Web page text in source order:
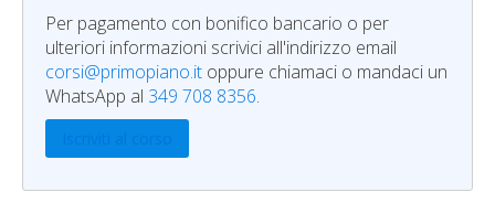
Per pagamento con bonifico bancario o per
ulteriori informazioni scrivici all'indirizzo email
corsi@primopiano.it oppure chiamaci o mandaci un
WhatsApp al 349 708 8356.